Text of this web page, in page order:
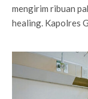
mengirim ribuan
healing. Kapolres